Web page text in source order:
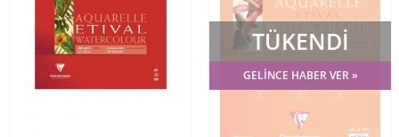
TÜKENDİ
GELİNCE HABER VER »